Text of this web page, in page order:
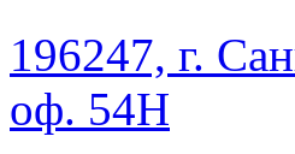
196247, г.
оф. 54Н